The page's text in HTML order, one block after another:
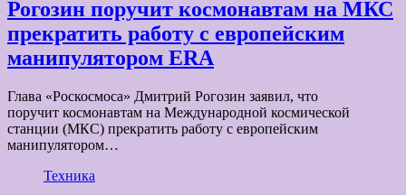
Рогозин поручит космонавтам на МКС
прекратить работу с европейским
манипулятором ERA
Глава «Роскосмоса» Дмитрий Рогозин заявил, что
поручит космонавтам на Международной космической
станции (МКС) прекратить работу с европейским
манипулятором…
Техника